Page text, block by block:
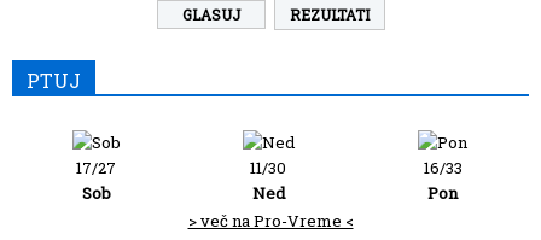
REZULTATI
PTUJ
17/27
Sob
11/30
Ned
16/33
Pon
> več na Pro-Vreme <